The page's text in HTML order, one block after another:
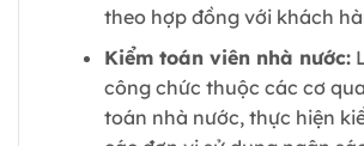
theo hợp đồng với khách
Kiểm toán viên nhà nước:
công chức thuộc các cơ
toán nhà nước, thực hiện